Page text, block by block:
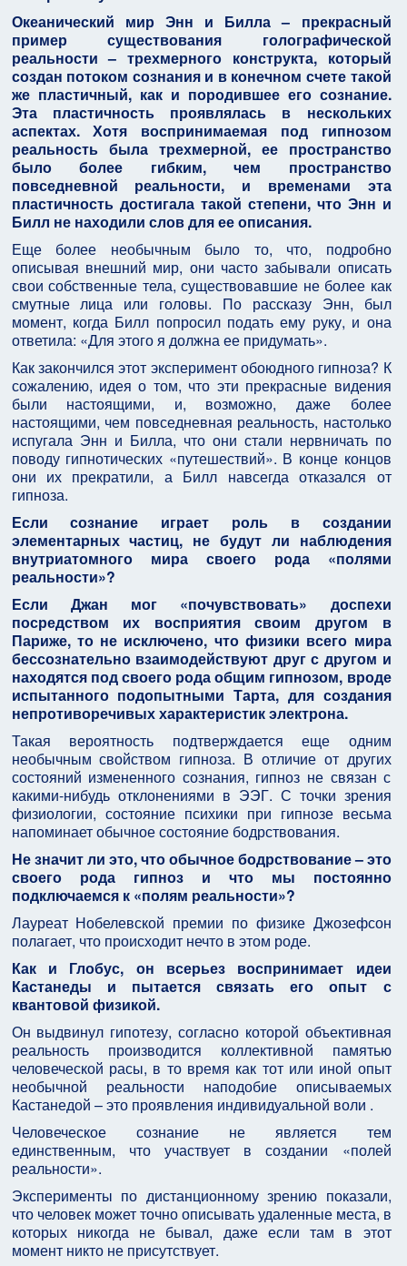
Океанический мир Энн и Билла – прекрасный
пример существования голографической
реальности – трехмерного конструкта, который
создан потоком сознания и в конечном счете такой
же пластичный, как и породившее его сознание.
Эта пластичность проявлялась в нескольких
аспектах. Хотя воспринимаемая под гипнозом
реальность была трехмерной, ее пространство
было более гибким, чем пространство
повседневной реальности, и временами эта
пластичность достигала такой степени, что Энн и
Билл не находили слов для ее описания.
Еще более необычным было то, что, подробно
описывая внешний мир, они часто забывали описать
свои собственные тела, существовавшие не более как
смутные лица или головы. По рассказу Энн, был
момент, когда Билл попросил подать ему руку, и она
ответила: «Для этого я должна ее придумать».
Как закончился этот эксперимент обоюдного гипноза? К
сожалению, идея о том, что эти прекрасные видения
были настоящими, и, возможно, даже более
настоящими, чем повседневная реальность, настолько
испугала Энн и Билла, что они стали нервничать по
поводу гипнотических «путешествий». В конце концов
они их прекратили, а Билл навсегда отказался от
гипноза.
Если сознание играет роль в создании
элементарных частиц, не будут ли наблюдения
внутриатомного мира своего рода «полями
реальности»?
Если Джан мог «почувствовать» доспехи
посредством их восприятия своим другом в
Париже, то не исключено, что физики всего мира
бессознательно взаимодействуют друг с другом и
находятся под своего рода общим гипнозом, вроде
испытанного подопытными Тарта, для создания
непротиворечивых характеристик электрона.
Такая вероятность подтверждается еще одним
необычным свойством гипноза. В отличие от других
состояний измененного сознания, гипноз не связан с
какими-нибудь отклонениями в ЭЭГ. С точки зрения
физиологии, состояние психики при гипнозе весьма
напоминает обычное состояние бодрствования.
Не значит ли это, что обычное бодрствование – это
своего рода гипноз и что мы постоянно
подключаемся к «полям реальности»?
Лауреат Нобелевской премии по физике Джозефсон
полагает, что происходит нечто в этом роде.
Как и Глобус, он всерьез воспринимает идеи
Кастанеды и пытается связать его опыт с
квантовой физикой.
Он выдвинул гипотезу, согласно которой объективная
реальность производится коллективной памятью
человеческой расы, в то время как тот или иной опыт
необычной реальности наподобие описываемых
Кастанедой – это проявления индивидуальной воли .
Человеческое сознание не является тем
единственным, что участвует в создании «полей
реальности».
Эксперименты по дистанционному зрению показали,
что человек может точно описывать удаленные места, в
которых никогда не бывал, даже если там в этот
момент никто не присутствует.